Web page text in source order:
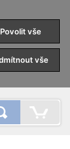
Povolit vše
vše